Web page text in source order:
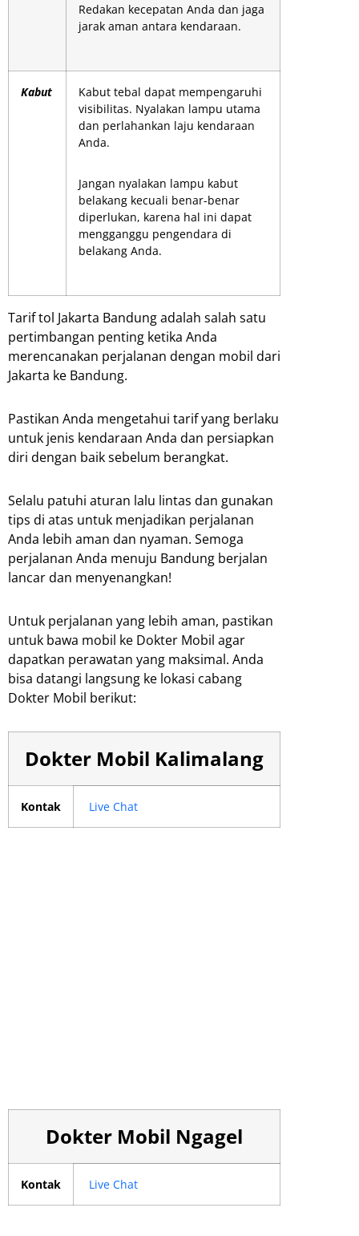
Redakan kecepatan Anda dan jaga
jarak aman antara kendaraan.
Kabut
Kabut tebal dapat mempengaruhi
visibilitas. Nyalakan lampu utama
dan perlahankan laju kendaraan
Anda.
Jangan nyalakan lampu kabut
belakang kecuali benar-benar
diperlukan, karena hal ini dapat
mengganggu pengendara di
belakang Anda.
Tarif tol Jakarta Bandung adalah salah satu
pertimbangan penting ketika Anda
merencanakan perjalanan dengan mobil dari
Jakarta ke Bandung.
Pastikan Anda mengetahui tarif yang berlaku
untuk jenis kendaraan Anda dan persiapkan
diri dengan baik sebelum berangkat.
Selalu patuhi aturan lalu lintas dan gunakan
tips di atas untuk menjadikan perjalanan
Anda lebih aman dan nyaman. Semoga
perjalanan Anda menuju Bandung berjalan
lancar dan menyenangkan!
Untuk perjalanan yang lebih aman, pastikan
untuk bawa mobil ke Dokter Mobil agar
dapatkan perawatan yang maksimal. Anda
bisa datangi langsung ke lokasi cabang
Dokter Mobil berikut:
Dokter Mobil Kalimalang
Kontak Live Chat
Dokter Mobil Ngagel
Kontak Live Chat